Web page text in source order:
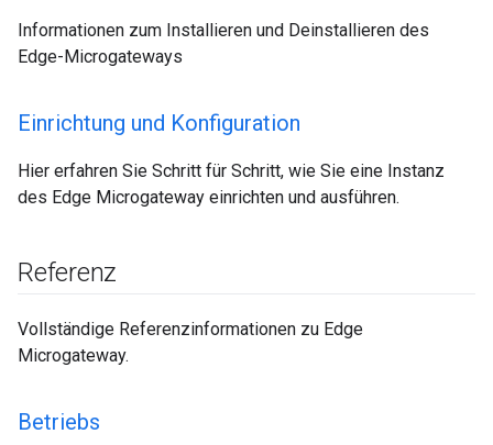
Informationen zum Installieren und Deinstallieren des
Edge-Microgateways
Einrichtung und Konfiguration
Hier erfahren Sie Schritt für Schritt, wie Sie eine Instanz
des Edge Microgateway einrichten und ausführen.
Referenz
Vollständige Referenzinformationen zu Edge
Microgateway.
Betriebs